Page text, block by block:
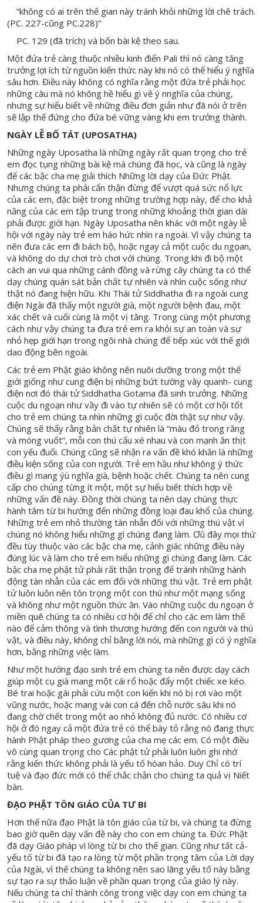
“không có ai trên thế gian này tránh khỏi những lời chê trách.
(PC. 227-cũng PC.228)”
PC. 129 (đã trích) và bốn bài kệ theo sau.
Một đứa trẻ càng thuộc nhiều kinh điển Pali thì nó càng tăng
trưởng lợi ích từ nguồn kiến thức này khi nó có thể hiểu ý nghĩa
sâu hơn. Điều này không có nghĩa rằng một đứa trẻ phải học
những câu mà nó không hề hiểu gì về ý nnghĩa của chúng,
nhưng sự hiểu biết về những điều đơn giản như đã nói ở trên
sẽ lập thế đứng cho đứa bé vững vàng khi em trưởng thành.
NGÀY LỄ BỐ TÁT (UPOSATHA)
Những ngày Uposatha là những ngày rất quan trọng cho trẻ
em đọc tụng những bài kệ mà chúng đã học, và cũng là ngày
để các bậc cha mẹ giải thích Những lời dạy của Đức Phật.
Nhưng chúng ta phải cẩn thận đừng để vượt quá sức nổ lực
của các em, đặc biệt trong những trường hợp này, để cho khả
năng của các em tập trung trong những khoảng thời gian dài
phải được giới hạn. Ngày Uposatha nên khác với một ngày lễ
hội với ngày này trẻ em háo hức nhìn ra ngoài. Vì vậy chúng ta
nên đưa các em đi bách bộ, hoặc ngay cả một cuộc du ngọan,
và không do dự chơi trò chơi với chúng. Trong khi đi bộ một
cách an vui qua những cánh đồng và rừng cây chúng ta có thể
dạy chúng quán sát bản chất tự nhiên và nhìn cuộc sống như
thật nó đang hiện hữu. Khi Thái tử Siddhatha đi ra ngoài cung
điện Ngài đã thấy một người già, một người bệnh đau, một
xác chết và cuối cùng là một vị tăng. Trong cùng một phương
cách như vậy chúng ta đưa trẻ em ra khỏi sự an toàn và sự
nhỏ hẹp giới hạn trong ngôi nhà chúng để tiếp xúc với thế giới
dao động bên ngoài.
Các trẻ em Phật giáo không nên nuôi dưỡng trong một thế
giới giống như cung điện bị những bứt tường vây quanh- cung
điện nơi đó thái tử Siddhatha Gotama đã sinh trưởng. Những
cuộc du ngoạn như vầy đi vào tự nhiên sẽ có một cơ hội tốt
cho trẻ em chúng ta nhìn những gì cuộc đời thật sự như vậy.
Chúng sẽ thấy rằng bản chất tự nhiên là “màu đỏ trong răng
và móng vuốt”, mỗi con thú cấu xé nhau và con mạnh ăn thịt
con yếu đuối. Chúng cũng sẽ nhận ra vấn đề khó khăn là những
điều kiện sống của con người. Trẻ em hầu như không ý thức
điều gì mang ýù nghĩa già, bệnh hoặc chết. Chúng ta nên cung
cấp cho chúng từng ít một, một sự hiểu biết thích hợp về
những vấn đề này. Đồng thời chúng ta nên dạy chúng thực
hành tâm từ bi hướng đến những đồng loại đau khổ của chúng.
Những trẻ em nhỏ thường tàn nhẫn đối với những thú vật vì
chúng nó không hiểu những gì chúng đang làm. Ơû đây mọi thứ
đều tùy thuộc vào các bậc cha mẹ, cảnh giác những điều này
đúng lúc và làm cho trẻ em hiểu những gì chúng đang làm. Các
bậc cha mẹ phật tử phải rất thận trọng để tránh những hành
động tàn nhẫn của các em đối với những thú vật. Trẻ em phật
tử luôn luôn nên tôn trọng một con thú như một mạng sống
và không như một nguồn thức ăn. Vào những cuộc du ngoạn ở
miền quê chúng ta có nhiều cơ hội để chỉ cho các em làm thế
nào để cảm thông và tình thương hướng đến con người và thú
vật, và điều này, không chỉ bằng lời nói, mà những gì có ý nghĩa
hơn, bằng những việc làm.
Như một hướng đạo sinh trẻ em chúng ta nên được dạy cách
giúp một cụ già mang một cái rổ hoặc đẩy một chiếc xe kéo.
Bé trai hoặc gái phải cứu một con kiến khi nó bị rơi vào một
vũng nước, hoặc mang vài con cá đến chỗ nước sâu khi nó
đang chờ chết trong một ao nhỏ không đủ nước. Có nhiều cơ
hội ở đó ngay cả một đứa trẻ có thể bày tỏ rằng nó đang thực
hành Phật pháp theo gương của cha mẹ các em. Có một điều
vô cùng quan trọng cho Các phật tử phải luôn luôn ghi nhớ
rằng kiến thức không phải là yếu tố hòan hảo. Duy Chỉ có trí
tuệ và đạo đức mới có thể chắc chắn cho chúng ta quả vị Niết
bàn.
ĐẠO PHẬT TÔN GIÁO CỦA TƯ BI
Hơn thế nữa đạo Phật là tôn giáo của từ bi, và chúng ta đừng
bao giờ quên dạy vấn đề này cho con em chúng ta. Đức Phật
đã dạy Giáo pháp vì lòng từ bi cho thế gian. Cũng như tất cả-
yếu tố từ bi đã tạo ra lòng từ một phần trọng tâm của Lời dạy
của Ngài, vì thế chúng ta không nên sao lãng yếu tố này bằng
sự tạo ra sự thảo luận về phần quan trọng của giáo lý này.
Nếu chúng ta chỉ thành công trong việc dạy con em chúng ta